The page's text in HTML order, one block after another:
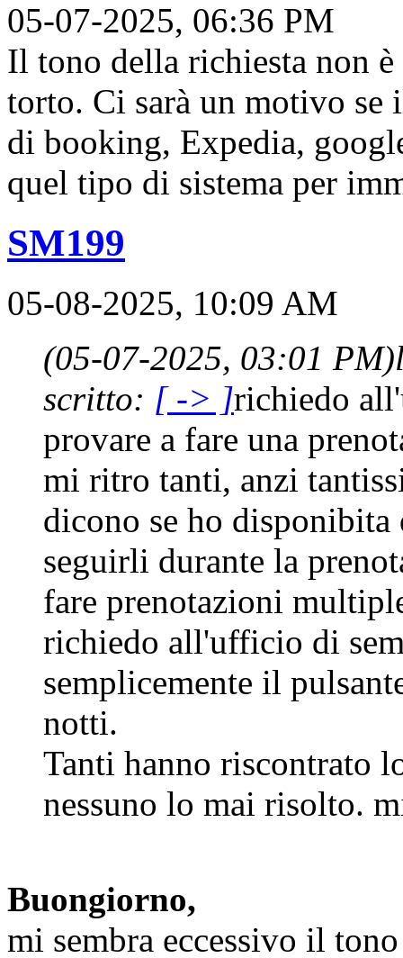
05-07-2025, 06:36 PM
Il tono della richiesta non
torto. Ci sarà un motivo se
di booking, Expedia,
quel tipo di sistema per
SM199
05-08-2025, 10:09 AM
(05-07-2025, 03:01 PM)
scritto: [ -> ]richiedo
provare a fare una
mi ritro tanti, anzi
dicono se ho
seguirli durante la
fare prenotazioni
richiedo all'ufficio di
semplicemente il
notti.
Tanti hanno riscontrato
nessuno lo mai risolto.
Buongiorno,
mi sembra eccessivo il